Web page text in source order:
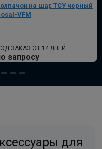
на шар ТСУ черный
VFM
ЗАКАЗ ОТ 14 ДНЕЙ
запросу
для